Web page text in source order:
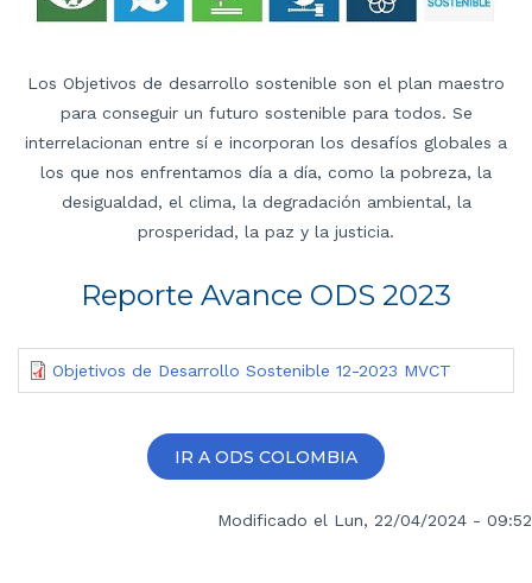
Los Objetivos de desarrollo sostenible son el plan maestro
para conseguir un futuro sostenible para todos. Se
interrelacionan entre sí e incorporan los desafíos globales a
los que nos enfrentamos día a día, como la pobreza, la
desigualdad, el clima, la degradación ambiental, la
prosperidad, la paz y la justicia.
Reporte Avance ODS 2023
Objetivos de Desarrollo Sostenible 12-2023 MVCT
IR A ODS COLOMBIA
Modificado el Lun, 22/04/2024 - 09:52